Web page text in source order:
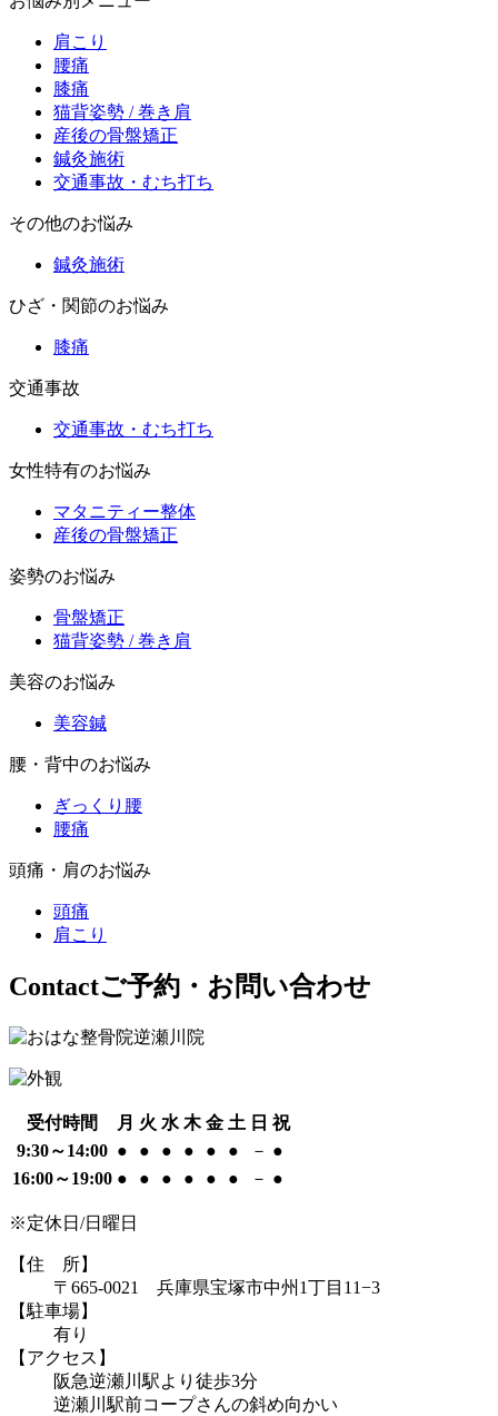
肩こり
腰痛
膝痛
猫背姿勢 / 巻き肩
産後の骨盤矯正
鍼灸施術
交通事故・むち打ち
その他のお悩み
鍼灸施術
ひざ・関節のお悩み
膝痛
交通事故
交通事故・むち打ち
女性特有のお悩み
マタニティー整体
産後の骨盤矯正
姿勢のお悩み
骨盤矯正
猫背姿勢 / 巻き肩
美容のお悩み
美容鍼
腰・背中のお悩み
ぎっくり腰
腰痛
頭痛・肩のお悩み
頭痛
肩こり
Contactご予約・お問い合わせ
受付時間 月 火 水 木 金 土 日 祝
9:30～14:00 ● ● ● ● ● ● － ●
16:00～19:00 ● ● ● ● ● ● － ●
※定休日/日曜日
【住 所】
〒665-0021 兵庫県宝塚市中州1丁目11−3
【駐車場】
有り
【アクセス】
阪急逆瀬川駅より徒歩3分
逆瀬川駅前コープさんの斜め向かい